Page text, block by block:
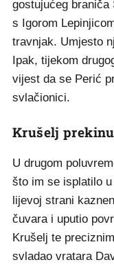
gostujućeg braniča
s Igorom
travnjak. Umjesto
Ipak, tijekom
vijest da se Perić
svlačionici.
Krušelj
U drugom
što im se isplatilo
lijevoj strani
čuvara i uputio
Krušelj te
svladao vratara